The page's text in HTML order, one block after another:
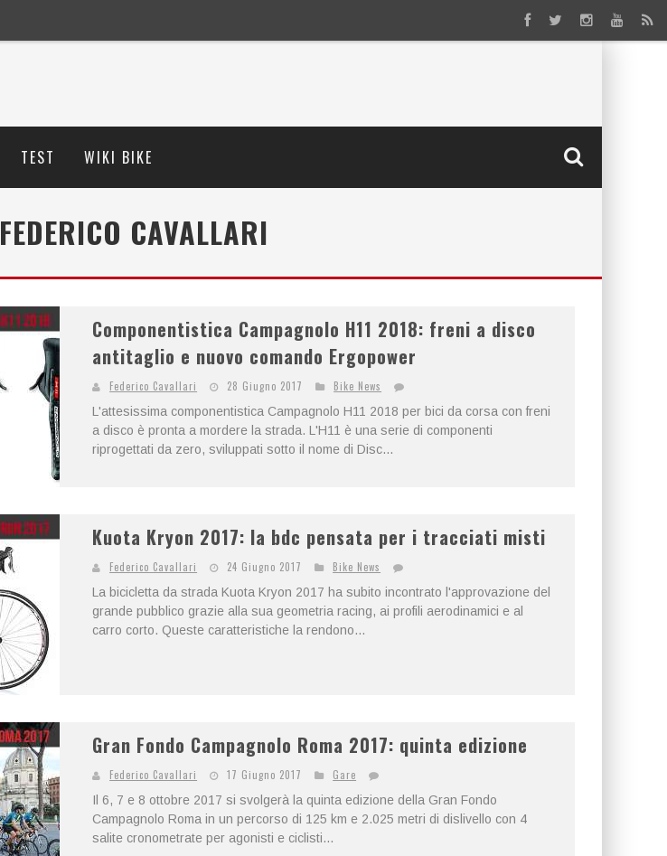
TEST WIKI BIKE
FEDERICO CAVALLARI
Componentistica Campagnolo H11 2018: freni a disco
antitaglio e nuovo comando Ergopower
Federico Cavallari 28 Giugno 2017
Bike News
L'attesissima componentistica Campagnolo H11 2018 per bici da corsa con freni
a disco è pronta a mordere la strada. L'H11 è una serie di componenti
riprogettati da zero, sviluppati sotto il nome di Disc...
Kuota Kryon 2017: la bdc pensata per i tracciati misti
Federico Cavallari 24 Giugno 2017
Bike News
La bicicletta da strada Kuota Kryon 2017 ha subito incontrato l'approvazione del
grande pubblico grazie alla sua geometria racing, ai profili aerodinamici e al
carro corto. Queste caratteristiche la rendono...
Gran Fondo Campagnolo Roma 2017: quinta edizione
Federico Cavallari 17 Giugno 2017
Gare
Il 6, 7 e 8 ottobre 2017 si svolgerà la quinta edizione della Gran Fondo
Campagnolo Roma in un percorso di 125 km e 2.025 metri di dislivello con 4
salite cronometrate per agonisti e ciclisti...